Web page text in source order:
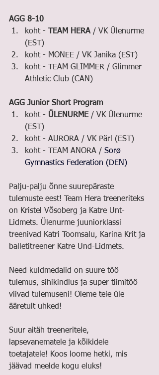
AGG 8-10
koht -
TEAM HERA / VK Ülenurme
(EST)
koht - MONEE / VK Janika (EST)
koht - TEAM GLIMMER / Glimmer
Athletic Club (CAN)
AGG Junior Short Program
koht - ÜLENURME / VK Ülenurme
(EST)
koht - AURORA / VK Pärl (EST)
koht - TEAM ANORA / Sorø
Gymnastics Federation (DEN)
Palju-palju õnne suurepäraste
tulemuste eest! Team Hera treeneriteks
on Kristel Võsoberg ja Katre Unt-
Lidmets. Ülenurme juuniorklassi
treenivad Katri Toomsalu, Karina Krit ja
balletitreener Katre Und-Lidmets.
Need kuldmedalid on suure töö
tulemus, sihikindlus ja super tiimitöö
viivad tulemuseni! Oleme teie üle
ääretult uhked!
Suur aitäh treeneritele,
lapsevanematele ja kõikidele
toetajatele! Koos loome hetki, mis
jäävad meelde kogu eluks!